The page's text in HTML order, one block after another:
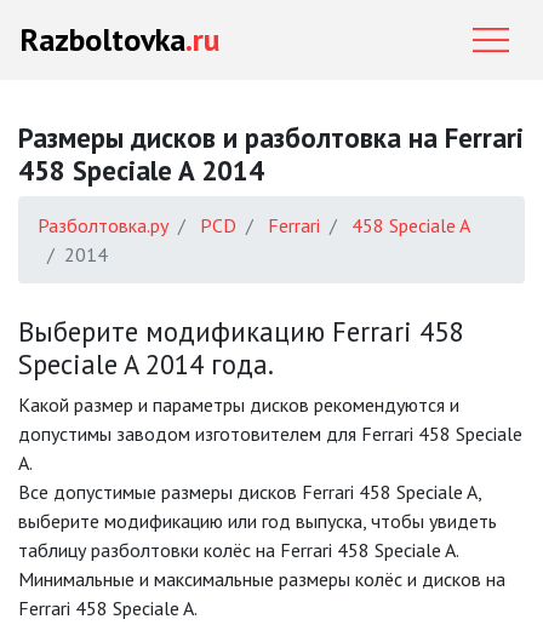
Razboltovka.ru
Размеры дисков и разболтовка на Ferrari
458 Speciale A 2014
Разболтовка.ру PCD Ferrari
458 Speciale A
2014
Выберите модификацию Ferrari 458
Speciale A 2014 года.
Какой размер и параметры дисков рекомендуются и
допустимы заводом изготовителем для Ferrari 458 Speciale
A.
Все допустимые размеры дисков Ferrari 458 Speciale A,
выберите модификацию или год выпуска, чтобы увидеть
таблицу разболтовки колёс на Ferrari 458 Speciale A.
Минимальные и максимальные размеры колёс и дисков на
Ferrari 458 Speciale A.